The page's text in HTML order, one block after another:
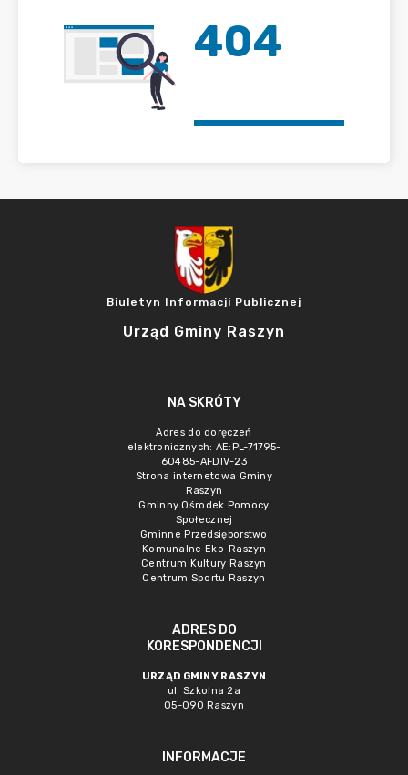
404
Biuletyn Informacji Publicznej
Urząd Gminy Raszyn
NA SKRÓTY
Adres do doręczeń
elektronicznych: AE:PL-71795-
60485-AFDIV-23
Strona internetowa Gminy
Raszyn
Gminny Ośrodek Pomocy
Społecznej
Gminne Przedsięborstwo
Komunalne Eko-Raszyn
Centrum Kultury Raszyn
Centrum Sportu Raszyn
ADRES DO
KORESPONDENCJI
URZĄD GMINY RASZYN
ul. Szkolna 2a
05-090 Raszyn
INFORMACJE